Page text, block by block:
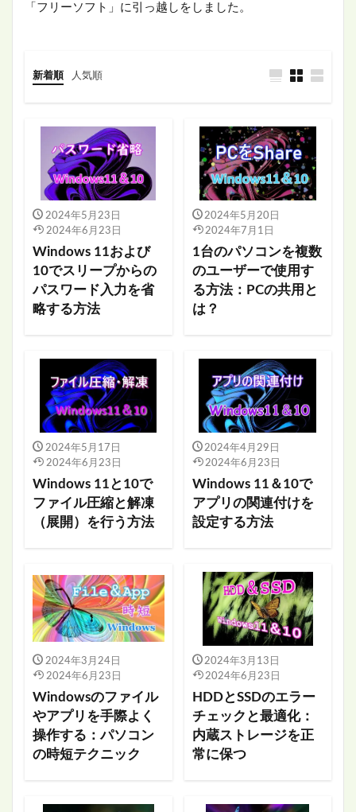
「フリーソフト」に引っ越しをしました。
新着順 人気順
2024年5月23日
2024年6月23日
Windows 11および
10でスリープからの
パスワード入力を省
略する方法
2024年5月20日
2024年7月1日
1台のパソコンを複数
のユーザーで使用す
る方法：PCの共用と
は？
2024年5月17日
2024年6月23日
Windows 11と10で
ファイル圧縮と解凍
（展開）を行う方法
2024年4月29日
2024年6月23日
Windows 11＆10で
アプリの関連付けを
設定する方法
2024年3月24日
2024年6月23日
Windowsのファイル
やアプリを手際よく
操作する：パソコン
の時短テクニック
2024年3月13日
2024年6月23日
HDDとSSDのエラー
チェックと最適化：
内蔵ストレージを正
常に保つ